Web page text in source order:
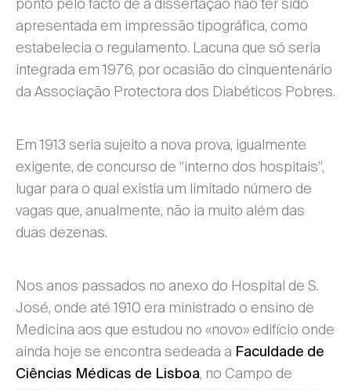
ponto pelo facto de a dissertação não ter sido
apresentada em impressão tipográfica, como
estabelecia o regulamento. Lacuna que só seria
integrada em 1976, por ocasião do cinquentenário
da Associação Protectora dos Diabéticos Pobres.
Em 1913 seria sujeito a nova prova, igualmente
exigente, de concurso de “interno dos hospitais”,
lugar para o qual existia um limitado número de
vagas que, anualmente, não ia muito além das
duas dezenas.
Nos anos passados no anexo do Hospital de S.
José, onde até 1910 era ministrado o ensino de
Medicina aos que estudou no «novo» edifício onde
ainda hoje se encontra sedeada a Faculdade de
Ciências Médicas de Lisboa, no Campo de